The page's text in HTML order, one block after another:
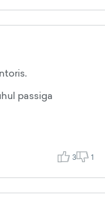
passiga
3 1